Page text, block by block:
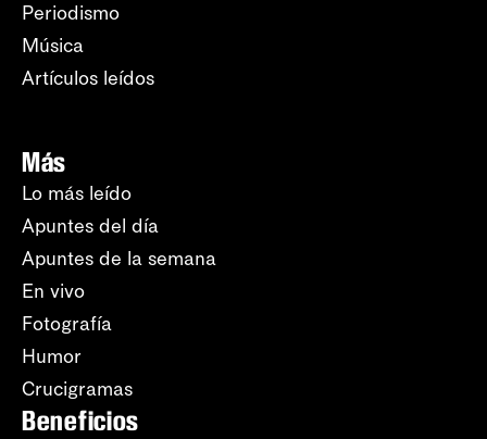
Periodismo
Música
Artículos leídos
Más
Lo más leído
Apuntes del día
Apuntes de la semana
En vivo
Fotografía
Humor
Crucigramas
Beneficios